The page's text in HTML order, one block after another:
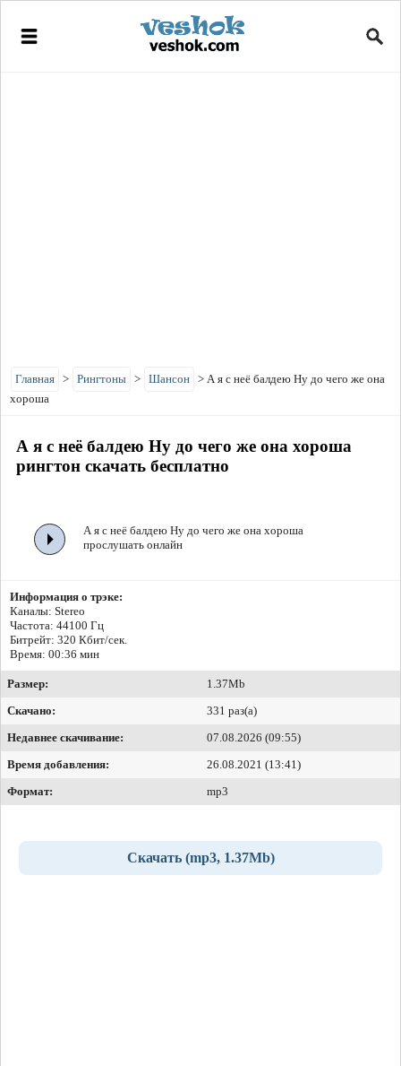
Главная > Рингтоны > Шансон > А я с неё балдею Ну до чего же она
хороша
А я с неё балдею Ну до чего же она хороша
рингтон скачать бесплатно
А я с неё балдею Ну до чего же она хороша
прослушать онлайн
Информация о трэке:
Каналы: Stereo
Частота: 44100 Гц
Битрейт: 320 Кбит/сек.
Время: 00:36 мин
Размер:
1.37Mb
Скачано:
331 раз(а)
Недавнее скачивание:
07.08.2026 (09:55)
Время добавления:
26.08.2021 (13:41)
Формат:
mp3
Скачать (mp3, 1.37Mb)